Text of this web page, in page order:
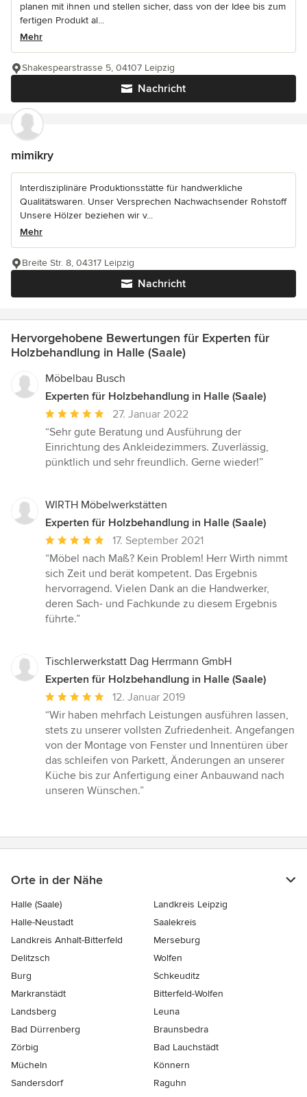
planen mit ihnen und stellen sicher, dass von der Idee bis zum
fertigen Produkt al...
Mehr
Nachricht
Shakespearstrasse 5, 04107 Leipzig
mimikry
Interdisziplinäre Produktionsstätte für handwerkliche
Qualitätswaren. Unser Versprechen Nachwachsender Rohstoff
Unsere Hölzer beziehen wir v...
Mehr
Nachricht
Breite Str. 8, 04317 Leipzig
Hervorgehobene Bewertungen für Experten für
Holzbehandlung in Halle (Saale)
Möbelbau Busch
Experten für Holzbehandlung in Halle (Saale)
Durchschnittliche
Bewertung:
5
von
27. Januar 2022
“Sehr gute Beratung und Ausführung der
Einrichtung des Ankleidezimmers. Zuverlässig,
pünktlich und sehr freundlich. Gerne wieder!”
WIRTH Möbelwerkstätten
Experten für Holzbehandlung in Halle (Saale)
Durchschnittliche
Bewertung:
5
von
5
Sternen
17. September 2021
“Möbel nach Maß? Kein Problem! Herr Wirth nimmt
sich Zeit und berät kompetent. Das Ergebnis
hervorragend. Vielen Dank an die Handwerker,
deren Sach- und Fachkunde zu diesem Ergebnis
führte.”
Tischlerwerkstatt Dag Herrmann GmbH
Experten für Holzbehandlung in Halle (Saale)
Durchschnittliche
Bewertung:
5
von
5
Sternen
12. Januar 2019
“Wir haben mehrfach Leistungen ausführen lassen,
stets zu unserer vollsten Zufriedenheit. Angefangen
von der Montage von Fenster und Innentüren über
das schleifen von Parkett, Änderungen an unserer
Küche bis zur Anfertigung einer Anbauwand nach
unseren Wünschen.”
Orte in der Nähe
Halle (Saale)
Landkreis Leipzig
Halle-Neustadt
Saalekreis
Landkreis Anhalt-Bitterfeld
Merseburg
Delitzsch
Wolfen
Burg
Schkeuditz
Markranstädt
Bitterfeld-Wolfen
Landsberg
Leuna
Bad Dürrenberg
Braunsbedra
Zörbig
Bad Lauchstädt
Mücheln
Könnern
Sandersdorf
Raguhn